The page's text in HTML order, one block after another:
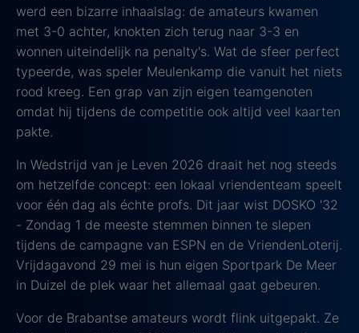
werd een bizarre inhaalslag: de amateurs kwamen
met 3-0 achter, knokten zich terug naar 3-3 en
wonnen uiteindelijk na penalty's. Wat de sfeer perfect
typeerde, was speler Meulenkamp die vanuit het niets
rood kreeg. Een grap van zijn eigen teamgenoten
omdat hij tijdens de competitie ook altijd veel kaarten
pakte.
In Wedstrijd van je Leven 2026 draait het nog steeds
om hetzelfde concept: een lokaal vriendenteam speelt
voor één dag als échte profs. Dit jaar wist DOSKO '32
- Zondag 1 de meeste stemmen binnen te slepen
tijdens de campagne van ESPN en de VriendenLoterij.
Vrijdagavond 29 mei is hun eigen Sportpark De Meer
in Duizel de plek waar het allemaal gaat gebeuren.
Voor de Brabantse amateurs wordt flink uitgepakt. Ze